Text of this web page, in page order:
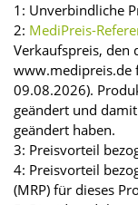
1: Unverbindliche
2: MediPreis-
Verkaufspreis, den
www.medipreis.de
09.08.2026).
geändert und
geändert haben.
3: Preisvorteil
4: Preisvorteil
(MRP) für dieses